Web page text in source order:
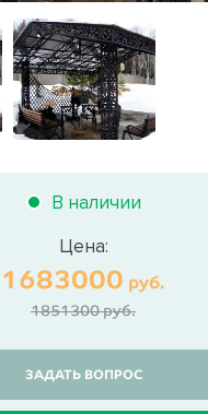
В наличии
Цена:
1683000 руб.
1851300 руб.
ЗАДАТЬ ВОПРОС